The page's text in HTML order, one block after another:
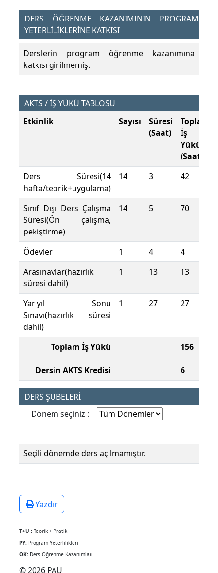
DERS ÖĞRENME KAZANIMININ PROGRAM
YETERLİLİKLERİNE KATKISI
Derslerin program öğrenme kazanımına
katkısı girilmemiş.
AKTS / İŞ YÜKÜ TABLOSU
Etkinlik
Sayısı
Süresi
(Saat)
Toplam
İş
Yükü
(Saat)
Ders Süresi(14
hafta/teorik+uygulama)
14 3 42
Sınıf Dışı Ders Çalışma
Süresi(Ön çalışma,
pekiştirme)
14 5 70
Ödevler 1 4
4
Arasınavlar(hazırlık
süresi dahil)
1 13 13
Yarıyıl Sonu
Sınavı(hazırlık süresi
dahil)
1 27 27
Toplam İş Yükü
Dersin AKTS Kredisi
156
6
DERS ŞUBELERİ
Dönem seçiniz :
Seçili dönemde ders açılmamıştır.
Yazdır
T+U : Teorik + Pratik
PY: Program Yeterlilikleri
ÖK: Ders Öğrenme Kazanımları
© 2026 PAU